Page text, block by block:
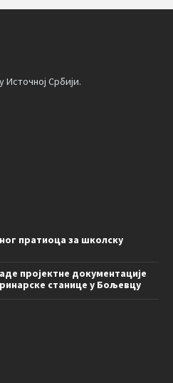
Србији.
пратиоца за школску
пројектне документације
станице у Бољевцу